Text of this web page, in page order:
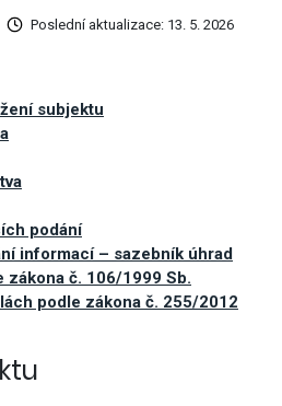
Poslední aktualizace: 13. 5. 2026
subjektu
podání
informací – sazebník úhrad
zákona č. 106/1999 Sb.
podle zákona č. 255/2012